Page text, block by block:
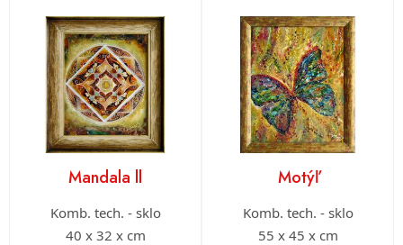
Mandala ll
Komb. tech. - sklo
40 x 32 x cm
Motýľ
Komb. tech. - sklo
55 x 45 x cm